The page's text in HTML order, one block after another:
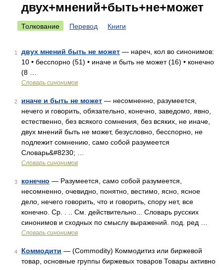
двух+мнений+быть+не+может
Толкование Перевод Книги
1 двух мнений быть не может — нареч, кол во синонимов:
10 • бесспорно (51) • иначе и быть не может (16) • конечно
(8 …
Словарь синонимов
2 иначе и быть не может — несомненно, разумеется,
нечего и говорить, обязательно, конечно, заведомо, явно,
естественно, без всякого сомнения, без всяких, не иначе,
двух мнений быть не может, безусловно, бесспорно, не
подлежит сомнению, само собой разумеется
Словарь&#8230; …
Словарь синонимов
3 конечно — Разумеется, само собой разумеется,
несомненно, очевидно, понятно, вестимо, ясно, ясное
дело, нечего говорить, что и говорить, спору нет, все
конечно. Ср. . .. См. действительно... Словарь русских
синонимов и сходных по смыслу выражений. под. ред …
Словарь синонимов
4 Коммодити — (Сommodity) Коммодитиз или биржевой
товар, основные группы биржевых товаров Товары активно